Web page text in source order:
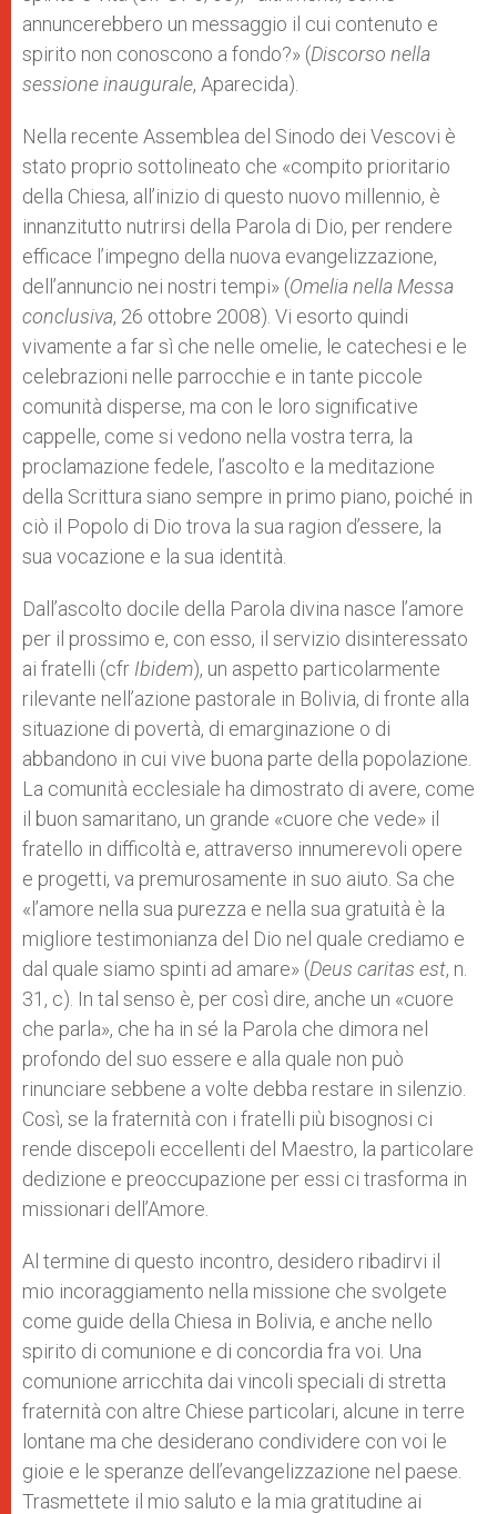
annuncerebbero un messaggio il cui contenuto e
spirito non conoscono a fondo?» (Discorso nella
sessione inaugurale, Aparecida).
Nella recente Assemblea del Sinodo dei Vescovi è
stato proprio sottolineato che «compito prioritario
della Chiesa, all’inizio di questo nuovo millennio, è
innanzitutto nutrirsi della Parola di Dio, per rendere
efficace l’impegno della nuova evangelizzazione,
dell’annuncio nei nostri tempi» (Omelia nella Messa
conclusiva, 26 ottobre 2008). Vi esorto quindi
vivamente a far sì che nelle omelie, le catechesi e le
celebrazioni nelle parrocchie e in tante piccole
comunità disperse, ma con le loro significative
cappelle, come si vedono nella vostra terra, la
proclamazione fedele, l’ascolto e la meditazione
della Scrittura siano sempre in primo piano, poiché in
ciò il Popolo di Dio trova la sua ragion d’essere, la
sua vocazione e la sua identità.
Dall’ascolto docile della Parola divina nasce l’amore
per il prossimo e, con esso, il servizio disinteressato
ai fratelli (cfr Ibidem), un aspetto particolarmente
rilevante nell’azione pastorale in Bolivia, di fronte alla
situazione di povertà, di emarginazione o di
abbandono in cui vive buona parte della popolazione.
La comunità ecclesiale ha dimostrato di avere, come
il buon samaritano, un grande «cuore che vede» il
fratello in difficoltà e, attraverso innumerevoli opere
e progetti, va premurosamente in suo aiuto. Sa che
«l’amore nella sua purezza e nella sua gratuità è la
migliore testimonianza del Dio nel quale crediamo e
dal quale siamo spinti ad amare» (Deus caritas est, n.
31, c). In tal senso è, per così dire, anche un «cuore
che parla», che ha in sé la Parola che dimora nel
profondo del suo essere e alla quale non può
rinunciare sebbene a volte debba restare in silenzio.
Così, se la fraternità con i fratelli più bisognosi ci
rende discepoli eccellenti del Maestro, la particolare
dedizione e preoccupazione per essi ci trasforma in
missionari dell’Amore.
Al termine di questo incontro, desidero ribadirvi il
mio incoraggiamento nella missione che svolgete
come guide della Chiesa in Bolivia, e anche nello
spirito di comunione e di concordia fra voi. Una
comunione arricchita dai vincoli speciali di stretta
fraternità con altre Chiese particolari, alcune in terre
lontane ma che desiderano condividere con voi le
gioie e le speranze dell’evangelizzazione nel paese.
Trasmettete il mio saluto e la mia gratitudine ai